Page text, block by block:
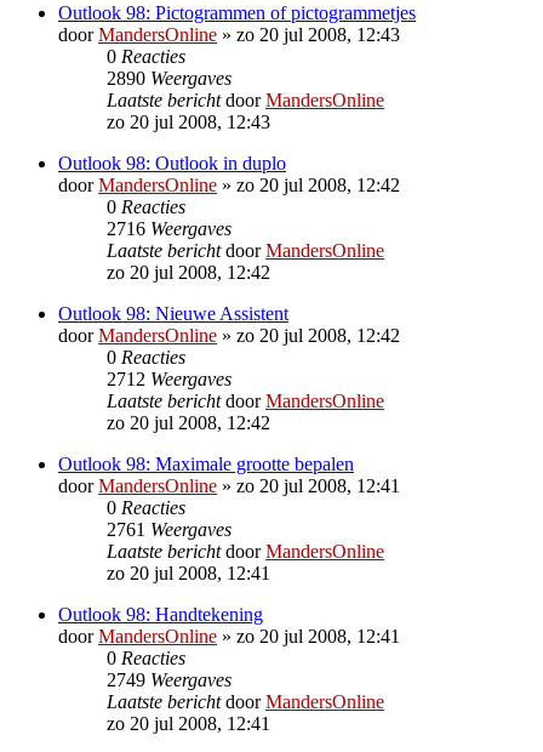
Outlook 98: Pictogrammen of pictogrammetjes
doorMandersOnline » zo 20 jul 2008, 12:43
0 Reacties
2890 Weergaves
Laatste berichtdoorMandersOnline
zo 20 jul 2008, 12:43
Outlook 98: Outlook in duplo
doorMandersOnline » zo 20 jul 2008, 12:42
0 Reacties
2716 Weergaves
Laatste berichtdoorMandersOnline
zo 20 jul 2008, 12:42
Outlook 98: Nieuwe Assistent
doorMandersOnline » zo 20 jul 2008, 12:42
0 Reacties
2712 Weergaves
Laatste berichtdoorMandersOnline
zo 20 jul 2008, 12:42
Outlook 98: Maximale grootte bepalen
doorMandersOnline » zo 20 jul 2008, 12:41
0 Reacties
2761 Weergaves
Laatste berichtdoorMandersOnline
zo 20 jul 2008, 12:41
Outlook 98: Handtekening
doorMandersOnline » zo 20 jul 2008, 12:41
0 Reacties
2749 Weergaves
Laatste berichtdoorMandersOnline
zo 20 jul 2008, 12:41